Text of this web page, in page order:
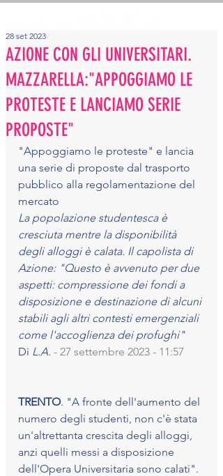
AZIONE CON GLI UNIVERSITARI.
MAZZARELLA:"APPOGGIAMO LE
PROTESTE E LANCIAMO SERIE
PROPOSTE"
28 set 2023
"Appoggiamo le proteste" e lancia
una serie di proposte dal trasporto
pubblico alla regolamentazione del
mercato
La popolazione studentesca è
cresciuta mentre la disponibilità
degli alloggi è calata. Il capolista di
Azione: "Questo è avvenuto per due
aspetti: compressione dei fondi a
disposizione e destinazione di alcuni
stabili agli altri contesti emergenziali
come l'accoglienza dei profughi"
Di L.A. - 27 settembre 2023 - 11:57
TRENTO. "A fronte dell'aumento del
numero degli studenti, non c'è stata
un'altrettanta crescita degli alloggi,
anzi quelli messi a disposizione
dell'Opera Universitaria sono calati".